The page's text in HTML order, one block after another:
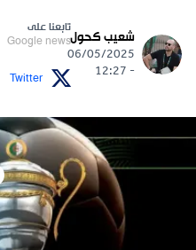
شعيب كحول
06/05/2025
- 12:27
تابعنا على
Google news
Twitter